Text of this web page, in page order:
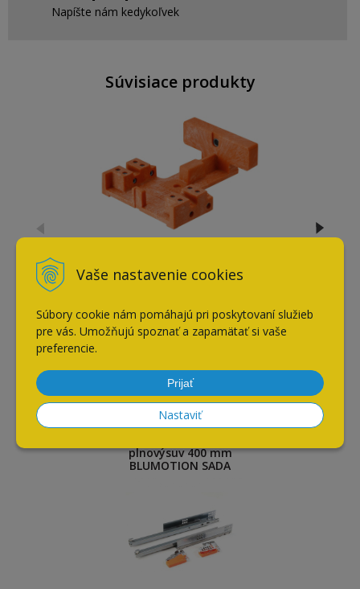
Vaše nastavenie cookies
Súbory cookie nám pomáhajú pri poskytovaní služieb
pre vás. Umožňujú spoznať a zapamätať si vaše
preferencie.
Prijať
Nastaviť
Napíšte nám kedykoľvek
Súvisiace produkty
Movento/Tandem
s DPH / ks
Naposledy navštívené
plnovýsuv 400 mm
BLUMOTION SADA